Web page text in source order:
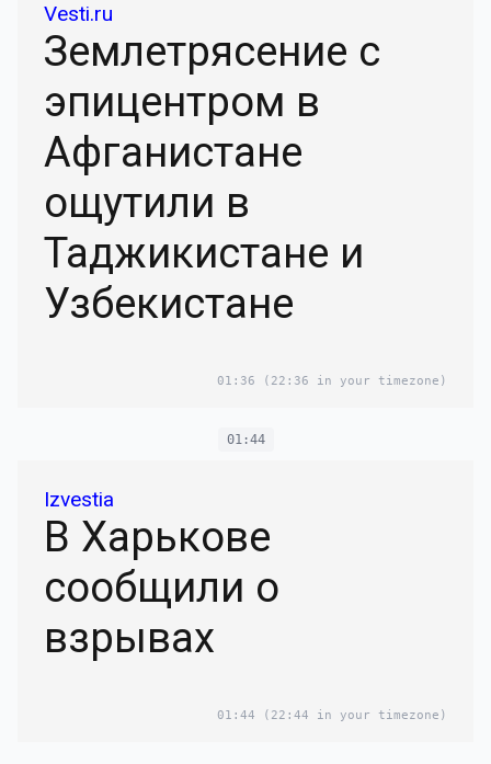
Vesti.ru
Землетрясение с
эпицентром в
Афганистане
ощутили в
Таджикистане и
Узбекистане
01:36 (22:36 in your timezone)
01:44
Izvestia
В Харькове
сообщили о
взрывах
01:44 (22:44 in your timezone)